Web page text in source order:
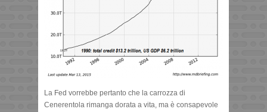
La Fed vorrebbe pertanto che la carrozza di
Cenerentola rimanga dorata a vita, ma è consapevole